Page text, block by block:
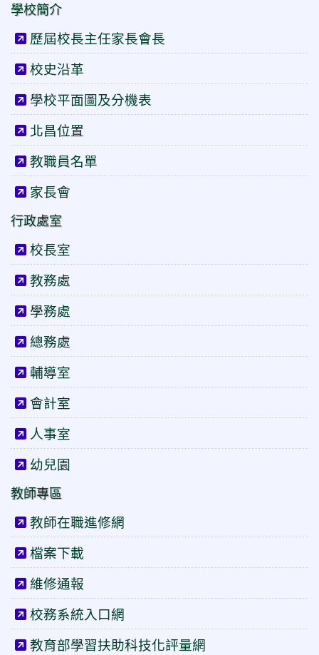
學校簡介
歷屆校長主任家長會長
校史沿革
學校平面圖及分機表
北昌位置
教職員名單
家長會
行政處室
校長室
教務處
學務處
總務處
輔導室
會計室
人事室
幼兒園
教師專區
教師在職進修網
檔案下載
維修通報
校務系統入口網
教育部學習扶助科技化評量網